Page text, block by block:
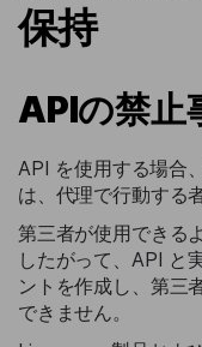
保持
APIの禁止
API を使用する場合
は、代理で行動する
第三者が使用できる
したがって、API と
ントを作成し、第三
できません。